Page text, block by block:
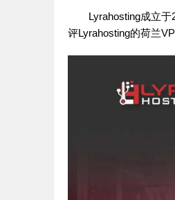
Lyrahosting成立
评Lyrahosting的荷兰